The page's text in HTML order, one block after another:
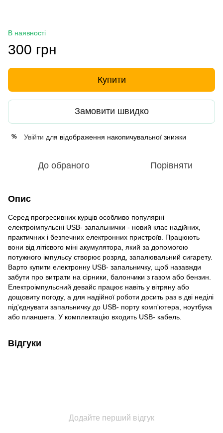
В наявності
300 грн
Купити
Замовити швидко
% Увійти для відображення накопичувальної знижки
До обраного Порівняти
Опис
Серед прогресивних курців особливо популярні
електроімпульсні USB- запальнички - новий клас надійних,
практичних і безпечних електронних пристроїв. Працюють
вони від літієвого міні акумулятора, який за допомогою
потужного імпульсу створює розряд, запалювальний сигарету.
Варто купити електронну USB- запальничку, щоб назавжди
забути про витрати на сірники, балончики з газом або бензин.
Електроімпульсний девайс працює навіть у вітряну або
дощовиту погоду, а для надійної роботи досить раз в дві неділі
під'єднувати запальничку до USB- порту комп'ютера, ноутбука
або планшета. У комплектацію входить USB- кабель.
Відгуки
Додайте перший відгук